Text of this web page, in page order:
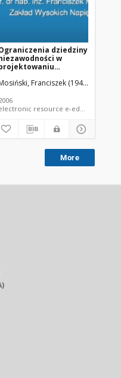
electronic resource e-educational material e-lecture
dziedziny
w
Ograniczenia
w
Franciszek (1946- ).
More